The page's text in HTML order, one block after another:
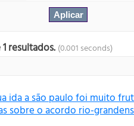
resultados. (0.001 seconds)
ida a são paulo foi muito
sobre o acordo rio-